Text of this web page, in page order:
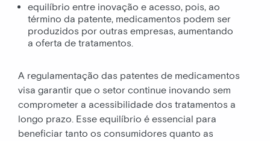
equilíbrio entre inovação e acesso, pois, ao
término da patente, medicamentos podem ser
produzidos por outras empresas, aumentando
a oferta de tratamentos.
A regulamentação das patentes de medicamentos
visa garantir que o setor continue inovando sem
comprometer a acessibilidade dos tratamentos a
longo prazo. Esse equilíbrio é essencial para
beneficiar tanto os consumidores quanto as